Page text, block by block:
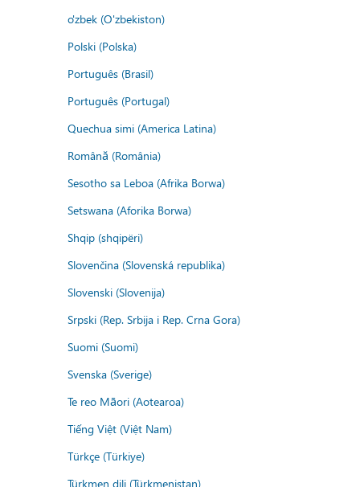
o'zbek (O'zbekiston)
Polski (Polska)
Português (Brasil)
Português (Portugal)
Quechua simi (America Latina)
Română (România)
Sesotho sa Leboa (Afrika Borwa)
Setswana (Aforika Borwa)
Shqip (shqipëri)
Slovenčina (Slovenská republika)
Slovenski (Slovenija)
Srpski (Rep. Srbija i Rep. Crna Gora)
Suomi (Suomi)
Svenska (Sverige)
Te reo Māori (Aotearoa)
Tiếng Việt (Việt Nam)
Türkçe (Türkiye)
Türkmen dili (Türkmenistan)